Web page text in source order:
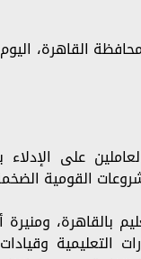
القاهرة،
القومية
بالقاهرة، ومنيرة
التعليمية